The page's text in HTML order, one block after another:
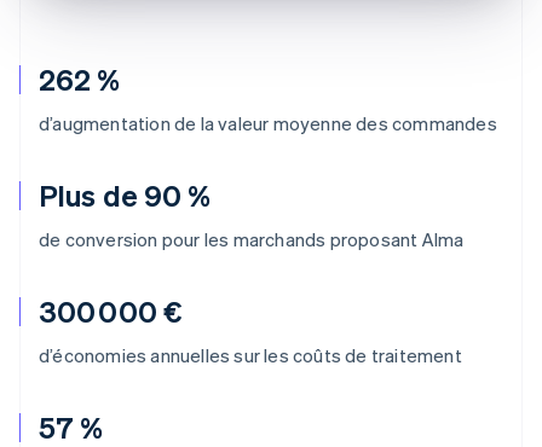
262 %
d’augmentation de la valeur moyenne des commandes
Plus de 90 %
de conversion pour les marchands proposant Alma
300 000 €
d’économies annuelles sur les coûts de traitement
57 %